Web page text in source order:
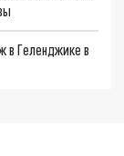
в Геленджике в